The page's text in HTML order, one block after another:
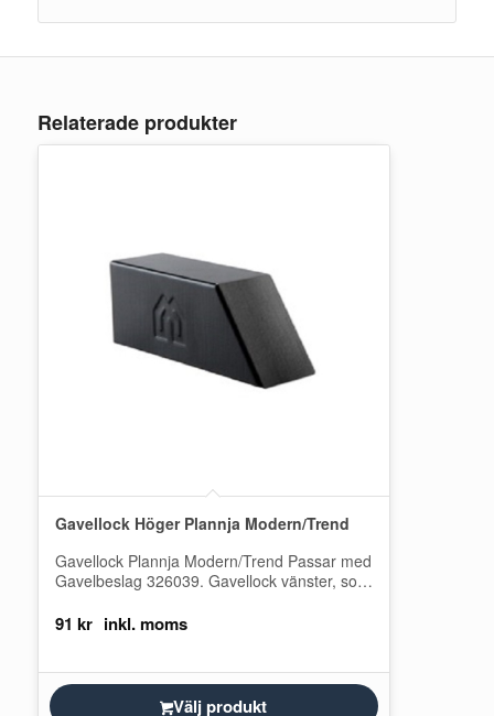
Relaterade produkter
Gavellock Höger Plannja Modern/Trend
Gavellock Plannja Modern/Trend Passar med
Gavelbeslag 326039. Gavellock vänster, som
Plannja Modern. Denna…
91 kr
Välj produkt